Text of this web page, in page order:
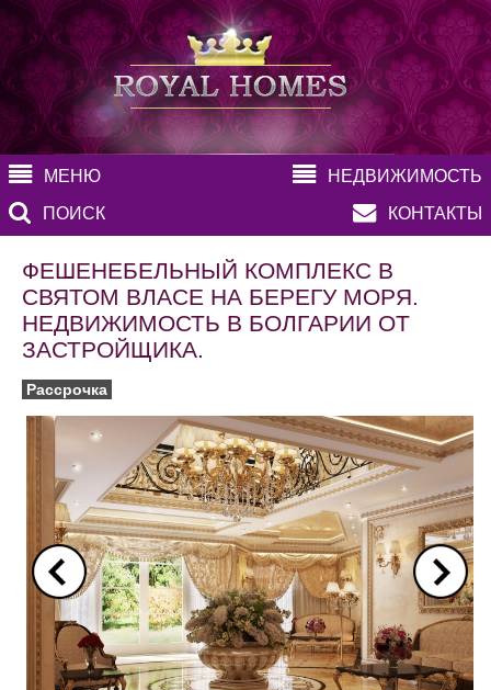
МЕНЮ
НЕДВИЖИМОСТЬ
ПОИСК
КОНТАКТЫ
ФЕШЕНЕБЕЛЬНЫЙ КОМПЛЕКС В
СВЯТОМ ВЛАСЕ НА БЕРЕГУ МОРЯ.
НЕДВИЖИМОСТЬ В БОЛГАРИИ ОТ
ЗАСТРОЙЩИКА.
Рассрочка